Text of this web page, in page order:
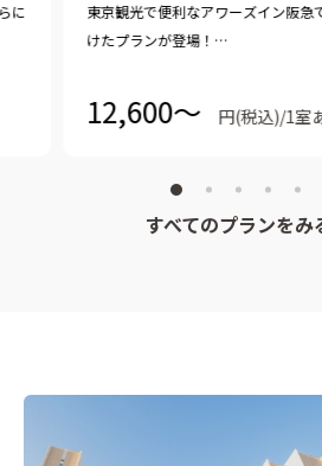
に
東京観光で便利なアワーズイン阪急
けたプランが登場！
お過ごしいただけます。（通常は、
12,600〜 円(税込)/1室
すべてのプランをみ